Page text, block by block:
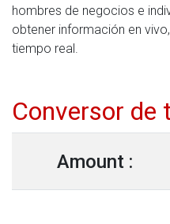
hombres de negocios e
obtener información en
tiempo real.
Conversor de
Amount :